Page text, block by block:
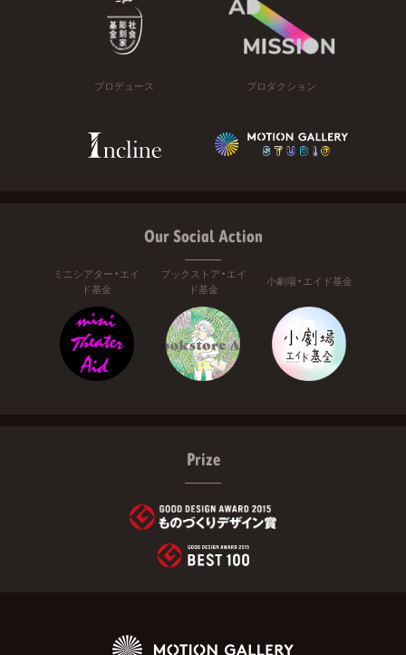
プロデュース プロダクション
Our Social Action
ミニシアター・エイ
ド基金
ブックストア・エイ
ド基金
小劇場・エイド基金
Prize